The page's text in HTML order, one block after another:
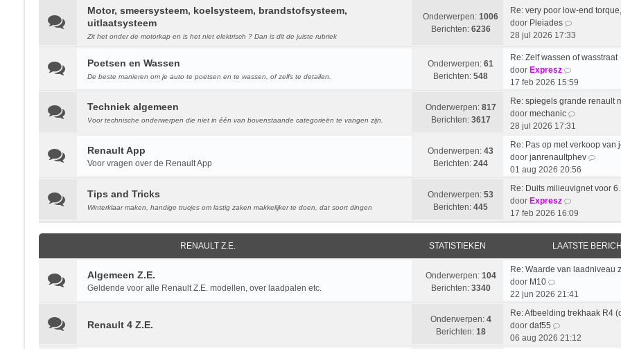
h
t
e
h
s
t
e
e
r
i
c
h
t
l
s
e
c
h
i
j
k
a
a
t
s
t
e
e
r
i
c
h
t
Motor, smeersysteem, koelsysteem, brandstofsysteem,
uitlaatsysteem
Zit het onder de motorkap en is het niet elektrisch ? Dan is dit de juiste rubriek
Onderwerpen:1006
Berichten: 6236
Re: very poor low-end
door Pleiades
e
i
k
l
a
a
s
t
e
b
r
i
c
h
t
28 jul 2026 17:33
Poetsen en Wassen
De beste manieren om je auto te poetsen en te wassen, of zelfs te detailen.
Onderwerpen:61
Berichten:548
Re: Zelf wassen of wasstraat
door Expresz
e
i
j
k
l
a
a
s
e
b
e
r
i
h
17 feb 2026 15:59
Techniek algemeen
Voor technische onderwerpen die niet in één van bovenstaande categorieën te vangen zijn.
Onderwerpen: 817
Berichten: 3617
Re: spiegels grande renault
door mechanic
i
j
k
l
a
t
t
b
r
i
h
28 jul 2026 17:31
Renault App
Voor vragen over de Renault App
Onderwerpen:43
Berichten:244
Re: Pas op met verkoop van
door janrenaultphev
i
l
a
a
t
b
01 aug 2026 20:56
Tips and Tricks
Winterklaar maken, handige trucjes om lastig zaken makkelijker te doen, dat soort dingen
Onderwerpen:53
Berichten:445
Re: Duits milieuvignet voor
door Expresz
e
k
j
l
a
t
t
17 feb 2026 16:09
RENAULT Z.E. STATISTIEKEN LAATSTE
Algemeen Z.E.
Geldende voor alle Renault Z.E. modellen, over laadpalen etc.
Onderwerpen: 104
Berichten: 3340
Re: Waarde van laadniveau
door M10
e
i
j
k
22 jun 2026 21:41
Renault 4 Z.E. Onderwerpen: 4
Berichten: 18
Re: Afbeelding trekhaak R4
door daf55
e
06 aug 2026 21:12